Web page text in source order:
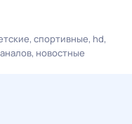
спортивные hd
новостные